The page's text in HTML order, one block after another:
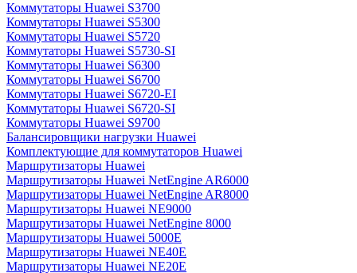
Коммутаторы Huawei S3700
Коммутаторы Huawei S5300
Коммутаторы Huawei S5720
Коммутаторы Huawei S5730-SI
Коммутаторы Huawei S6300
Коммутаторы Huawei S6700
Коммутаторы Huawei S6720-EI
Коммутаторы Huawei S6720-SI
Коммутаторы Huawei S9700
Балансировщики нагрузки Huawei
Комплектующие для коммутаторов Huawei
Маршрутизаторы Huawei
Маршрутизаторы Huawei NetEngine AR6000
Маршрутизаторы Huawei NetEngine AR8000
Маршрутизаторы Huawei NE9000
Маршрутизаторы Huawei NetEngine 8000
Маршрутизаторы Huawei 5000E
Маршрутизаторы Huawei NE40E
Маршрутизаторы Huawei NE20E